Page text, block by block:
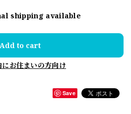
shipping available
Add to cart
にお住まいの方向け
Save